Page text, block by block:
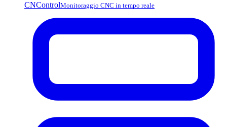
CNControlMonitoraggio CNC in tempo reale